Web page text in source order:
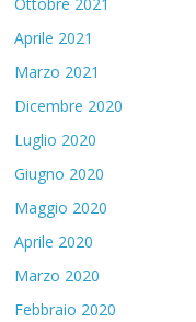
Aprile 2021
Marzo 2021
Dicembre 2020
Luglio 2020
Giugno 2020
Maggio 2020
Aprile 2020
Marzo 2020
Febbraio 2020